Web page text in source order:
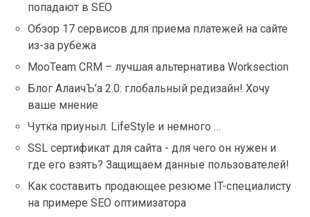
попадают в SEO
Обзор 17 сервисов для приема платежей на сайте
из-за рубежа
MooTeam CRM – лучшая альтернатива Worksection
Блог АлаичЪ’а 2.0: глобальный редизайн! Хочу
ваше мнение
Чутка приуныл. LifeStyle и немного …
SSL сертификат для сайта - для чего он нужен и
где его взять? Защищаем данные пользователей!
Как составить продающее резюме IT-специалисту
на примере SEO оптимизатора